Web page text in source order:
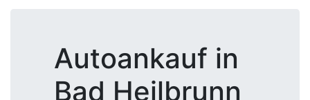
Autoankauf in
Bad Heilbrunn